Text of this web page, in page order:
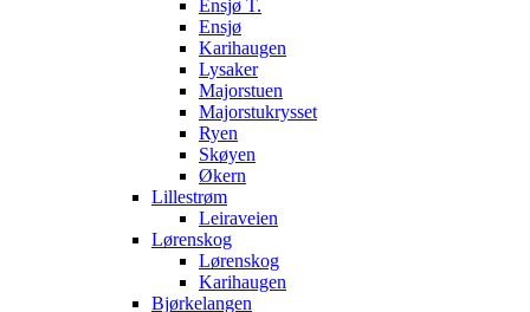
Ensjø T.
Ensjø
Karihaugen
Lysaker
Majorstuen
Majorstukrysset
Ryen
Skøyen
Økern
Lillestrøm
Leiraveien
Lørenskog
Lørenskog
Karihaugen
Bjørkelangen